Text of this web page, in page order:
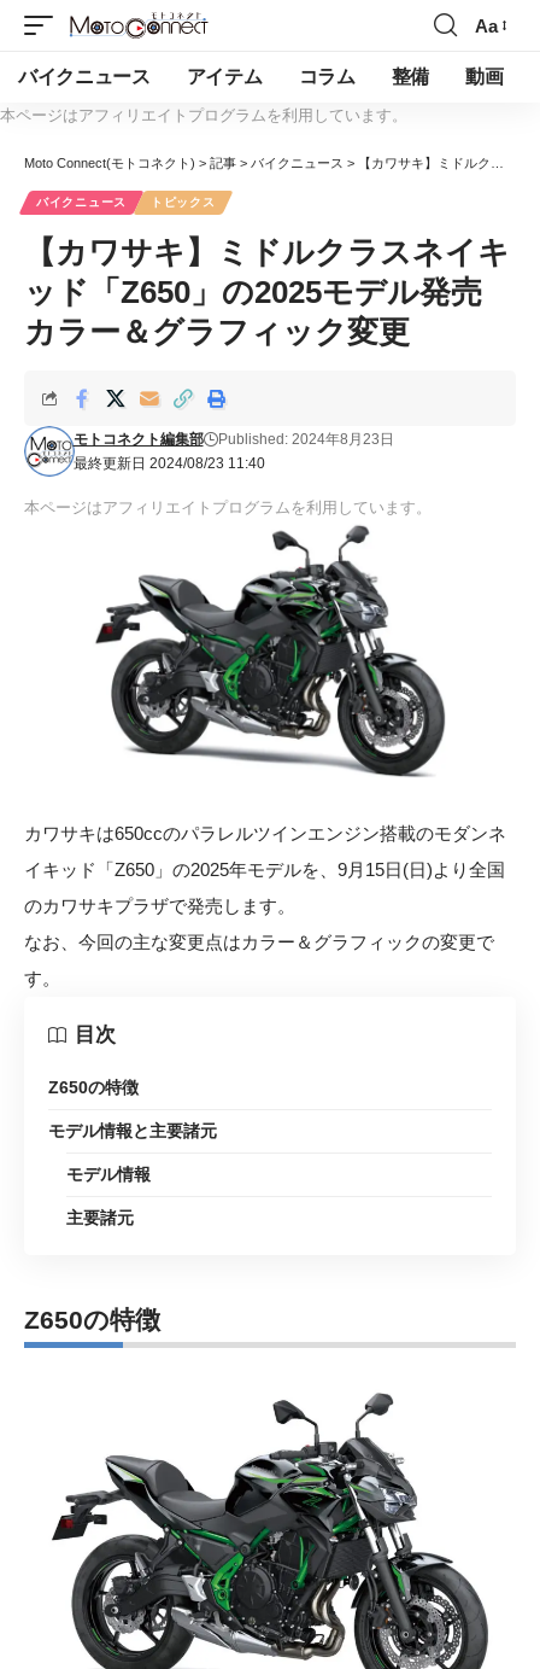
Aa
バイクニュース アイテム コラム 整備 動画
本ページはアフィリエイトプログラムを利用しています。
Moto Connect(モトコネクト) > 記事 > バイクニュース > 【カワサキ】ミドルクラスネイキッド「Z650」の2025モデル発売 カラー＆グラフィック変更
バイクニュース トピックス
【カワサキ】ミドルクラスネイキ
ッド「Z650」の2025モデル発売
カラー＆グラフィック変更
最終更新日 2024/08/23 11:40
モトコネクト編集部 Published: 2024年8月23日
本ページはアフィリエイトプログラムを利用しています。
カワサキは650ccのパラレルツインエンジン搭載のモダンネ
イキッド「Z650」の2025年モデルを、9月15日(日)より全国
のカワサキプラザで発売します。
なお、今回の主な変更点はカラー＆グラフィックの変更で
す。
目次
Z650の特徴
モデル情報と主要諸元
モデル情報
主要諸元
Z650の特徴